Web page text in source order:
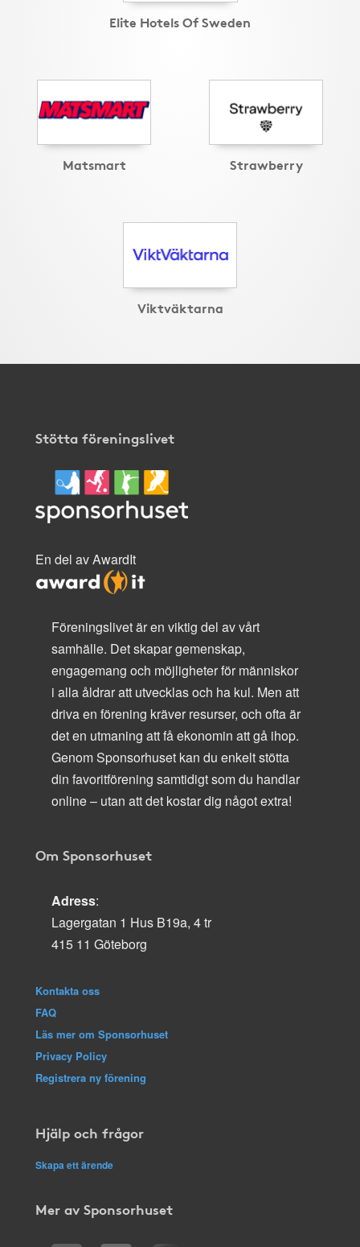
Elite Hotels Of Sweden
Matsmart Strawberry
Viktväktarna
Stötta föreningslivet
En del av AwardIt
Föreningslivet är en viktig del av vårt
samhälle. Det skapar gemenskap,
engagemang och möjligheter för människor
i alla åldrar att utvecklas och ha kul. Men att
driva en förening kräver resurser, och ofta är
det en utmaning att få ekonomin att gå ihop.
Genom Sponsorhuset kan du enkelt stötta
din favoritförening samtidigt som du handlar
online – utan att det kostar dig något extra!
Om Sponsorhuset
Adress:
Lagergatan 1 Hus B19a, 4 tr
415 11 Göteborg
Kontakta oss
FAQ
Läs mer om Sponsorhuset
Privacy Policy
Registrera ny förening
Hjälp och frågor
Skapa ett ärende
Mer av Sponsorhuset